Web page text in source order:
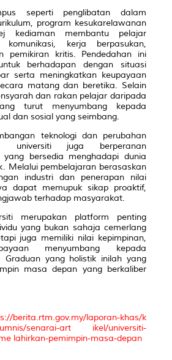
seperti penglibatan dalam
program kesukarelawanan
kediaman membantu pelajar
komunikasi, kerja berpasukan,
pemikiran kritis. Pendedahan ini
berhadapan dengan situasi
serta meningkatkan keupayaan
matang dan beretika. Selain
dan rakan pelajar daripada
turut menyumbang kepada
dan sosial yang seimbang.
teknologi dan perubahan
universiti juga berperanan
yang bersedia menghadapi dunia
Melalui pembelajaran berasaskan
industri dan penerapan nilai
dapat memupuk sikap proaktif,
terhadap masyarakat.
merupakan platform penting
yang bukan sahaja cemerlang
juga memiliki nilai kepimpinan,
menyumbang kepada
Graduan yang holistik inilah yang
masa depan yang berkaliber
berita.rtm.gov.my/laporan-khas/k
senarai-art ikel/universiti-
lahirkan-pemimpin-masa-depan